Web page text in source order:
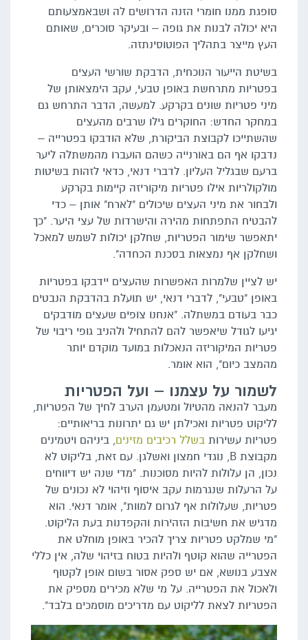
סופגת ממנו חומרי הזנה הדרושים לה ושבאמצעותם
היא יכולה לבנות את גופה – ובעיקר סוכרים, שאותם
העץ מייצר בתהליך הפוטוסינתזה.
בשיטת הייעור הנוכחית, הדבקת שורשי העצים
בפטריות מתרחשת באופן טבעי, עקב הימצאותן של
מיני פטריות שונים בקרקע. למעשה, הדבר התרחש גם
במחקר החדש: החוקרים גילו שרבים מהעצים
שהשתייכו לקבוצת הביקורת, שלא הודבקו בפטרייה –
נדבקו אף הם באורנייה כשהם הועברו מהמשתלה ליער
ברעם שבגליל העליון. לדברי דנאי, כדאי לזהות בשיטות
מולקולריות אילו פטריות מיקוריזה קיימות בקרקע
ולבחור את מיני העצים שיכולים "לארח" אותן – כדי
להבטיח התפתחות מהירה והישרדות של עצי היער. "כך
יתאפשר שימור הפטריות, שחלקן יכולות לשמש למאכל
ושחלקן אף נמצאות בסכנת הכחדה".
יש לציין שלמרות האפשרות שהעצים יידבקו בפטריות
באופן "טבעי", לדברי דנאי, יש תועלת בהדבקת הנבטים
כבר בעודם במשתלה. "אנחנו צופים שעצים מודבקים
יגיעו לגודל שיאפשר להם להתחיל ולהניב גופי ריבוי של
פטריות המיקוריזה הנאכלות במועד מוקדם יותר
מהמצב כיום", הוא אומר.
לשמור על עצמנו – ועל הפטריות
מעבר להנאה מהטיול ומטעמן הערב לחיך של הפטריות,
לליקוט פטריות ואכילתן יש גם יתרונות בריאותיים:
פטריות עשירות בשלל רכיבים מזינים, ביניהם ויטמינים
מקבוצת B, נוגדי חמצון ואשלגן. עם זאת, בליקוט לא
נכון, הן עלולות להיות מסוכנות. "מדי שנה יש דיווחים
על הרעלות שנגרמות עקב איסוף וזיהוי לא נכונים של
פטריות, שעלולות אף לגרום למוות", אומר דנאי. הוא
מדגיש את חשיבות הזהירות והקפדנות בעת הליקוט.
"מי שמלקט פטריות צריך להכיר באופן מוחלט את
הפטרייה שהוא קוטף ולהיות בטוח בזיהוי שלה, אין כללי
אצבע בנושא, אם יש ספק אסור בשום אופן לקטוף
ולאכול את הפטרייה. על מי שלא מכירים מספיק את
הפטריות לצאת לליקוט עם מדריכים מוסמכים בלבד".